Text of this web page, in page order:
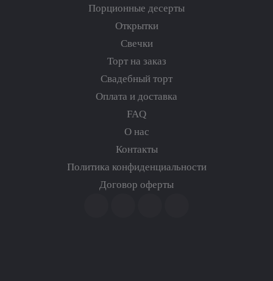
Порционные десерты
Открытки
Свечки
Торт на заказ
Свадебный торт
Оплата и доставка
FAQ
О нас
Контакты
Политика конфиденциальности
Договор оферты